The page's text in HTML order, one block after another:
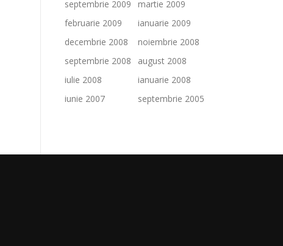
septembrie 2009
martie 2009
februarie 2009
ianuarie 2009
decembrie 2008
noiembrie 2008
septembrie 2008
august 2008
iulie 2008
ianuarie 2008
iunie 2007
septembrie 2005